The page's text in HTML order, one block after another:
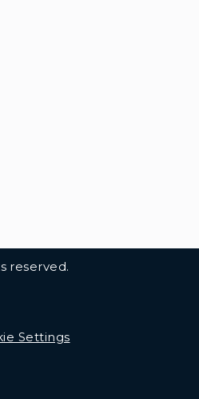
reserved.
Settings